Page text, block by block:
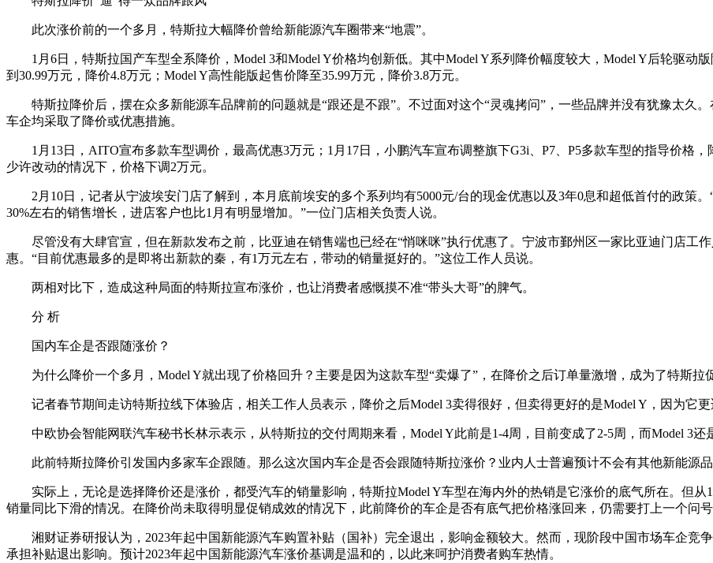
此次涨价前的一个多月，特斯拉大幅降价曾给新能源汽车圈带来“地震”。
1月6日，特斯拉国产车型全系降价，Model 3和Model Y价格均创新低。其中Model Y系列降价幅度较大，Model Y后轮驱动
到30.99万元，降价4.8万元；Model Y高性能版起售价降至35.99万元，降价3.8万元。
特斯拉降价后，摆在众多新能源车品牌前的问题就是“跟还是不跟”。不过面对这个“灵魂拷问”，一些品牌并没有犹豫太久
车企均采取了降价或优惠措施。
1月13日，AITO宣布多款车型调价，最高优惠3万元；1月17日，小鹏汽车宣布调整旗下G3i、P7、P5多款车型的指导价格，
少许改动的情况下，价格下调2万元。
2月10日，记者从宁波埃安门店了解到，本月底前埃安的多个系列均有5000元/台的现金优惠以及3年0息和超低首付的政策
30%左右的销售增长，进店客户也比1月有明显增加。”一位门店相关负责人说。
尽管没有大肆官宣，但在新款发布之前，比亚迪在销售端也已经在“悄咪咪”执行优惠了。宁波市鄞州区一家比亚迪门店工作
惠。“目前优惠最多的是即将出新款的秦，有1万元左右，带动的销量挺好的。”这位工作人员说。
两相对比下，造成这种局面的特斯拉宣布涨价，也让消费者感慨摸不准“带头大哥”的脾气。
分 析
国内车企是否跟随涨价？
为什么降价一个多月，Model Y就出现了价格回升？主要是因为这款车型“卖爆了”，在降价之后订单量激增，成为了特斯拉促
记者春节期间走访特斯拉线下体验店，相关工作人员表示，降价之后Model 3卖得很好，但卖得更好的是Model Y，因为它更
中欧协会智能网联汽车秘书长林示表示，从特斯拉的交付周期来看，Model Y此前是1-4周，目前变成了2-5周，而Model 3还
此前特斯拉降价引发国内多家车企跟随。那么这次国内车企是否会跟随特斯拉涨价？业内人士普遍预计不会有其他新能源品
实际上，无论是选择降价还是涨价，都受汽车的销量影响，特斯拉Model Y车型在海内外的热销是它涨价的底气所在。但从
销量同比下滑的情况。在降价尚未取得明显促销成效的情况下，此前降价的车企是否有底气把价格涨回来，仍需要打上一个问号
湘财证券研报认为，2023年起中国新能源汽车购置补贴（国补）完全退出，影响金额较大。然而，现阶段中国市场车企竞
承担补贴退出影响。预计2023年起中国新能源汽车涨价基调是温和的，以此来呵护消费者购车热情。